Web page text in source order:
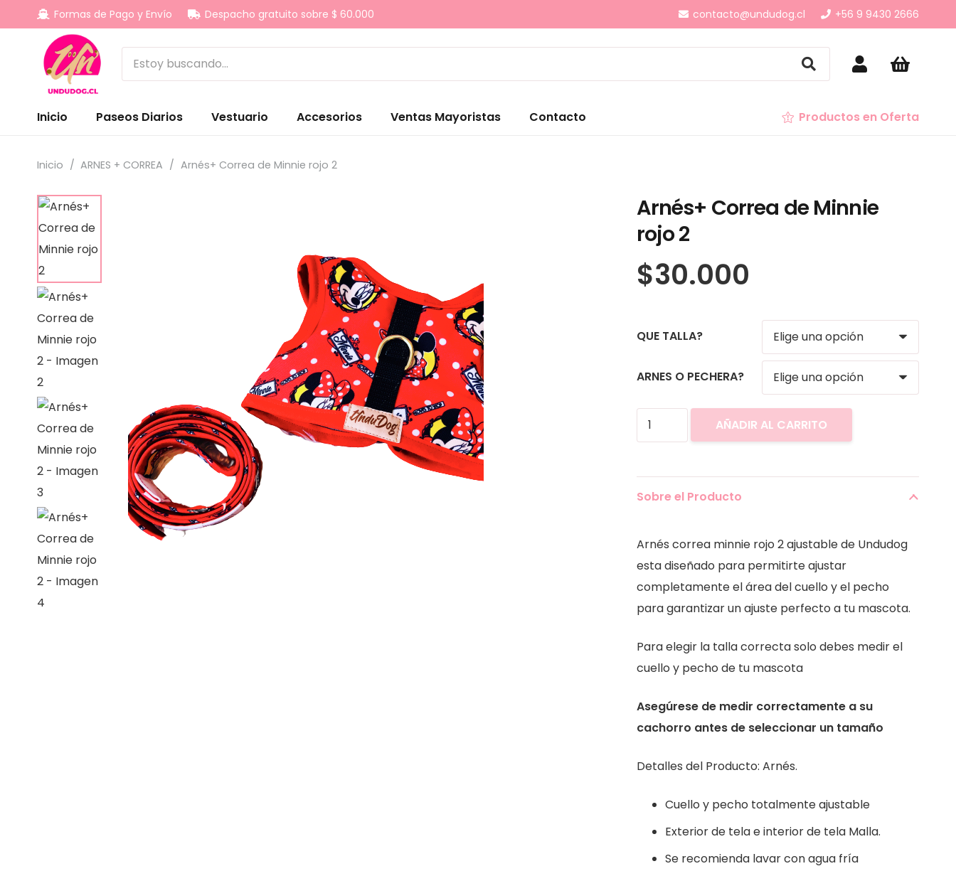
Formas de Pago y Envío Despacho gratuito sobre $ 60.000 contacto@undudog.cl +56 9 9430 2666
Inicio Paseos Diarios Vestuario Accesorios Ventas Mayoristas Contacto Productos en Oferta
Inicio / ARNES + CORREA / Arnés+ Correa de Minnie rojo 2
Arnés+ Correa de Minnie
rojo 2
$30.000
QUE TALLA?
ARNES O PECHERA?
Arnés+
Correa
Minnie
rojo
cantidad
AÑADIR AL CARRITO
Sobre el Producto
Arnés correa minnie rojo 2 ajustable de Undudog
esta diseñado para permitirte ajustar
completamente el área del cuello y el pecho
para garantizar un ajuste perfecto a tu mascota.
Para elegir la talla correcta solo debes medir el
cuello y pecho de tu mascota
Asegúrese de medir correctamente a su
cachorro antes de seleccionar un tamaño
Detalles del Producto: Arnés.
Cuello y pecho totalmente ajustable
Exterior de tela e interior de tela Malla.
Se recomienda lavar con agua fría